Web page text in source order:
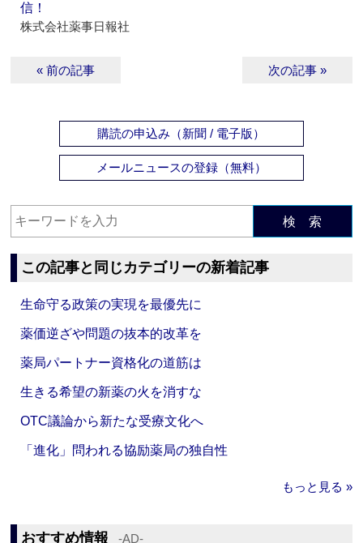
信！
株式会社薬事日報社
« 前の記事 次の記事 »
購読の申込み（新聞 / 電子版）
メールニュースの登録（無料）
検 索
この記事と同じカテゴリーの新着記事
生命守る政策の実現を最優先に
薬価逆ざや問題の抜本的改革を
薬局パートナー資格化の道筋は
生きる希望の新薬の火を消すな
OTC議論から新たな受療文化へ
「進化」問われる協励薬局の独自性
もっと見る »
おすすめ情報 ‐AD‐